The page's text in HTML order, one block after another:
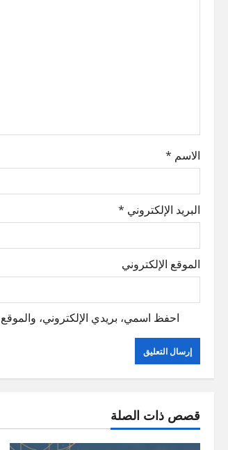
i
o
n
الاسم *
البريد الإلكتروني *
الموقع الإلكتروني
احفظ اسمي، بريدي الإلكتروني،
قصص ذات الصلة